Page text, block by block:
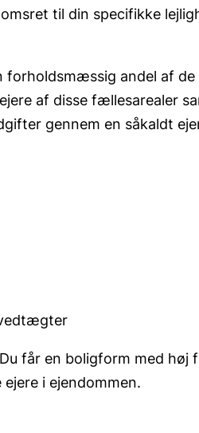
til din specifikke
forholdsmæssig andel af
af disse fællesarealer
gennem en såkaldt
får en boligform med høj
i ejendommen.